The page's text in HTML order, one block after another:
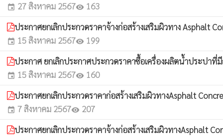
event 27 สิงหาคม 2567visibility 163
ประกาศยกเลิกประกวดราคาจ้างก่อสร้างเสริมผิวทาง
event 15 สิงหาคม 2567visibility 199
ประกาศ ยกเลิกประกาศประกวดราคาซื้อเครื่องผลิตน้ำประปา
event 15 สิงหาคม 2567visibility 160
ประกาศยกเลิกประกวดราคาก่อสร้างเสริมผิวทางAsphalt
event 7 สิงหาคม 2567visibility 207
ประกาศยกเลิกประกวดราคาจ้างก่อสร้างเสริมผิวทางAsphalt